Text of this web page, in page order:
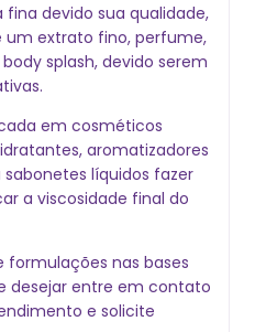
devido sua qualidade,
um extrato fino, perfume,
splash, devido serem
em cosméticos
aromatizadores
líquidos fazer
a viscosidade final do
formulações nas bases
desejar entre em contato
e solicite